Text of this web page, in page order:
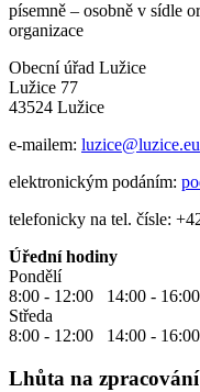
písemně – osobně v sídle
organizace
Obecní úřad Lužice
Lužice 77
43524 Lužice
e-mailem: luzice@luzice.eu
elektronickým podáním:
telefonicky na tel. čísle:
Úřední hodiny
Pondělí
8:00 - 12:00 14:00 - 16:00
Středa
8:00 - 12:00 14:00 - 16:00
Lhůta na